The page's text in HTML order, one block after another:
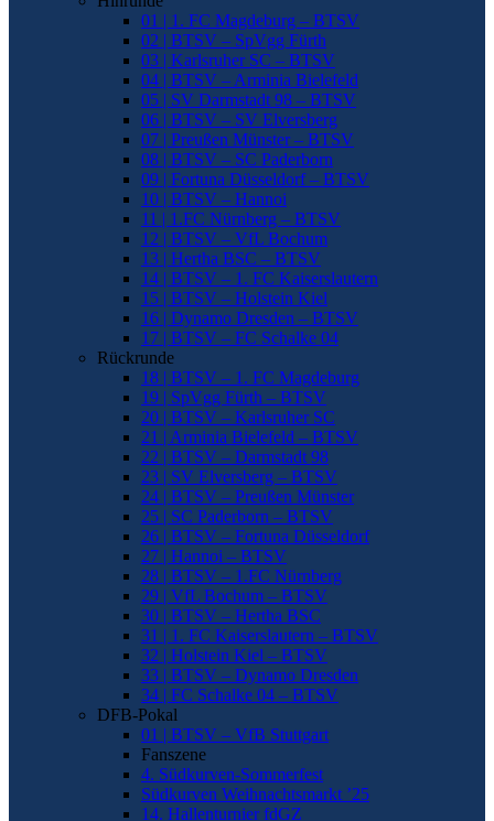
01 | 1. FC Magdeburg – BTSV
02 | BTSV – SpVgg Fürth
03 | Karlsruher SC – BTSV
04 | BTSV – Arminia Bielefeld
05 | SV Darmstadt 98 – BTSV
06 | BTSV – SV Elversberg
07 | Preußen Münster – BTSV
08 | BTSV – SC Paderborn
09 | Fortuna Düsseldorf – BTSV
10 | BTSV – Hannoi
11 | 1.FC Nürnberg – BTSV
12 | BTSV – VfL Bochum
13 | Hertha BSC – BTSV
14 | BTSV – 1. FC Kaiserslautern
15 | BTSV – Holstein Kiel
16 | Dynamo Dresden – BTSV
17 | BTSV – FC Schalke 04
Rückrunde
18 | BTSV – 1. FC Magdeburg
19 | SpVgg Fürth – BTSV
20 | BTSV – Karlsruher SC
21 | Arminia Bielefeld – BTSV
22 | BTSV – Darmstadt 98
23 | SV Elversberg – BTSV
24 | BTSV – Preußen Münster
25 | SC Paderborn – BTSV
26 | BTSV – Fortuna Düsseldorf
27 | Hannoi – BTSV
28 | BTSV – 1.FC Nürnberg
29 | VfL Bochum – BTSV
30 | BTSV – Hertha BSC
31 | 1. FC Kaiserslautern – BTSV
32 | Holstein Kiel – BTSV
33 | BTSV – Dynamo Dresden
34 | FC Schalke 04 – BTSV
DFB-Pokal
01 | BTSV – VfB Stuttgart
Fanszene
4. Südkurven-Sommerfest
Südkurven Weihnachtsmarkt ’25
14. Hallenturnier fdGZ